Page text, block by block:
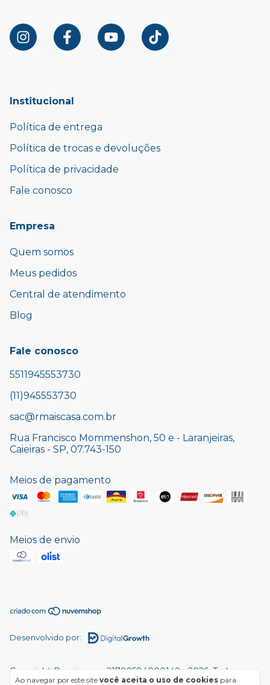
Ao navegar por este site você aceita o uso de cookies para
Institucional
Política de entrega
Política de trocas e devoluções
Política de privacidade
Fale conosco
Empresa
Quem somos
Meus pedidos
Central de atendimento
Blog
Fale conosco
5511945553730
(11)945553730
sac@rmaiscasa.com.br
Rua Francisco Mommenshon, 50 e - Laranjeiras,
Caieiras - SP, 07.743-150
Meios de pagamento
Meios de envio
Desenvolvido por:
Copyright Rmaiscasa - 21709584000149 - 2026. Todos os
direitos reservados.